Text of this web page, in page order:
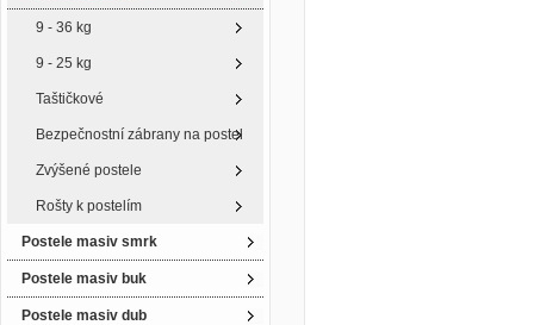
9 - 36 kg
9 - 25 kg
Taštičkové
Bezpečnostní zábrany na postel
Zvýšené postele
Rošty k postelím
Postele masiv smrk
Postele masiv buk
Postele masiv dub